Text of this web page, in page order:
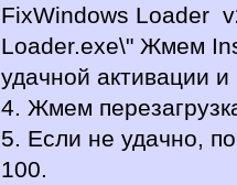
FixWindows Loader
Loader.exe\" Жмем
удачной активации
4. Жмем
5. Если не удачно,
100.